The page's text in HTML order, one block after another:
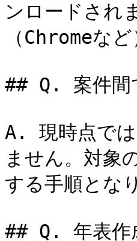
ンロードされ
（Chromeな
## Q. 案件間
A. 現時点では
ません。対象
する手順とな
## Q. 年表作